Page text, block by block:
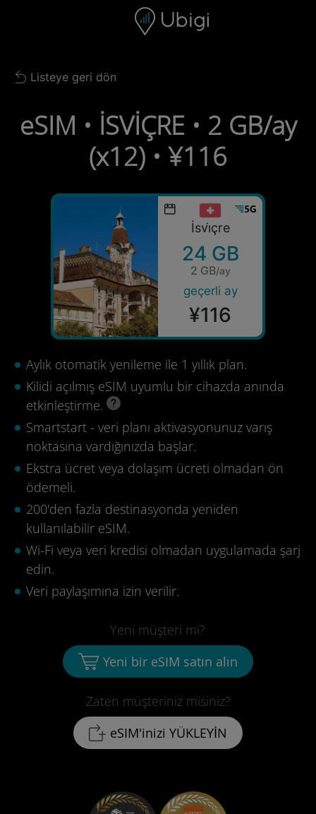
Gezinme çubuğu Alt bilgi
Back to list
Listeye geri dön
eSIM • İSVİÇRE • 2 GB/ay
(x12) • ¥116
İsvi̇çre
24 GB
2 GB/ay
geçerli ay
¥116
Aylık otomatik yenileme ile 1 yıllık plan.
Kilidi açılmış eSIM uyumlu bir cihazda anında
etkinleştirme.
Smartstart - veri planı aktivasyonunuz varış
noktasına vardığınızda başlar.
Ekstra ücret veya dolaşım ücreti olmadan ön
ödemeli.
200'den fazla destinasyonda yeniden
kullanılabilir eSIM.
Wi-Fi veya veri kredisi olmadan uygulamada şarj
edin.
Veri paylaşımına izin verilir.
Zaten müşteriniz misiniz?
eSIM'inizi YÜKLEYİN
Yeni müşteri mi?
Yeni bir eSIM satın alın